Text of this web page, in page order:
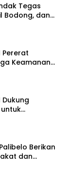
Tegas
Bodong, dan
Pererat
Keamanan
Emas
Berikan
dan